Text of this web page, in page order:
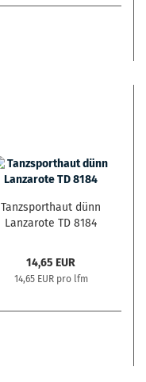
Tanzsporthaut dünn
Lanzarote TD 8184
14,65 EUR
14,65 EUR pro lfm